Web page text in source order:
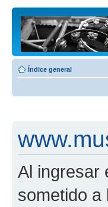
Índice general
Al ingresar
sometido a